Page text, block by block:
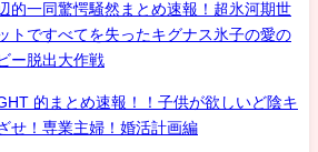
的一同驚愕騒然まとめ速報！超氷河期世
トですべてを失ったキグナス氷子の愛の
ー脱出大作戦
的まとめ速報！！子供が欲しいど陰キ
せ！専業主婦！婚活計画編